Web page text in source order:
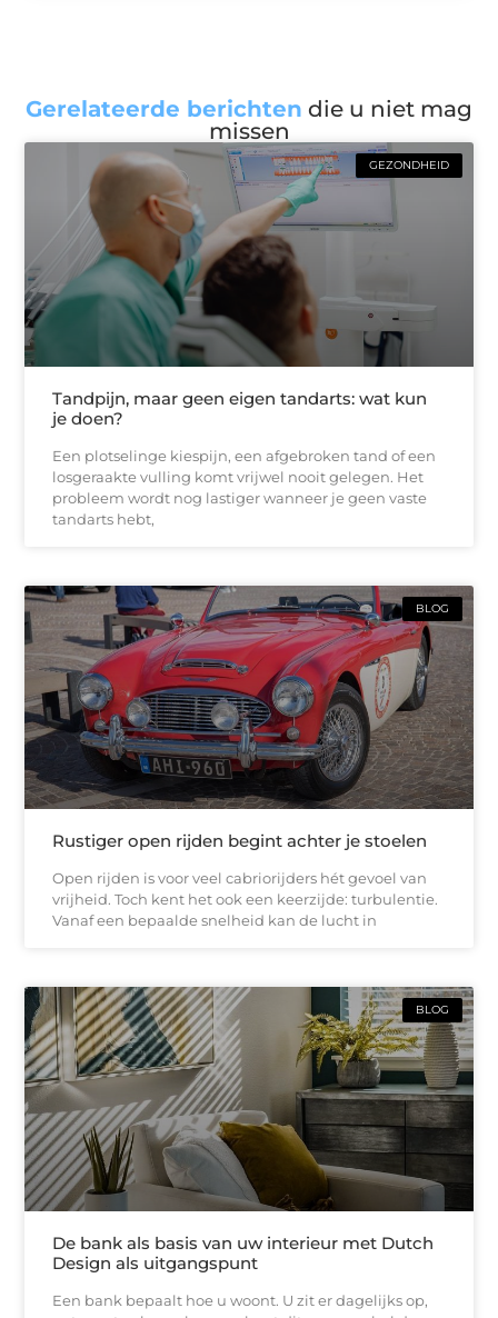
Gerelateerde berichten die u niet mag
missen
GEZONDHEID
Tandpijn, maar geen eigen tandarts: wat kun
je doen?
Een plotselinge kiespijn, een afgebroken tand of een
losgeraakte vulling komt vrijwel nooit gelegen. Het
probleem wordt nog lastiger wanneer je geen vaste
tandarts hebt,
BLOG
Rustiger open rijden begint achter je stoelen
Open rijden is voor veel cabriorijders hét gevoel van
vrijheid. Toch kent het ook een keerzijde: turbulentie.
Vanaf een bepaalde snelheid kan de lucht in
BLOG
De bank als basis van uw interieur met Dutch
Design als uitgangspunt
Een bank bepaalt hoe u woont. U zit er dagelijks op,